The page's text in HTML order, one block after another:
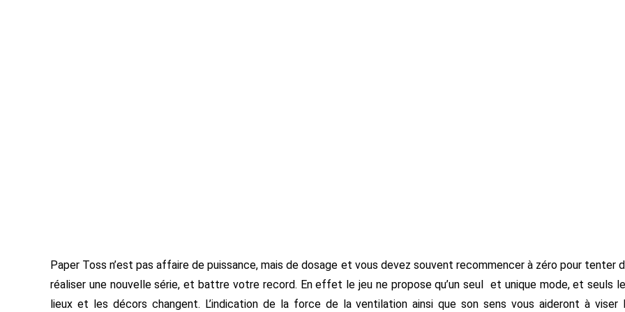
Paper Toss n’est pas affaire de puissance, mais de dosage et vous devez souvent recommencer à zéro pour tenter
réaliser une nouvelle série, et battre votre record. En effet le jeu ne propose qu’un seul et unique mode, et seuls
lieux et les décors changent. L’indication de la force de la ventilation ainsi que son sens vous aideront à viser